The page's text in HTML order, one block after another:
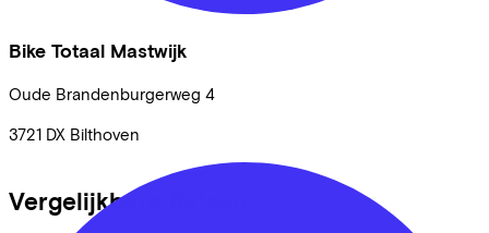
Bike Totaal Mastwijk
Oude Brandenburgerweg 4
3721 DX Bilthoven
Vergelijkbare fietsen